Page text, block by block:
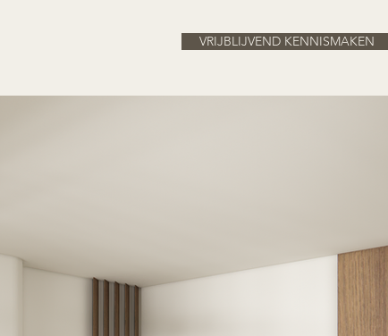
VRIJBLIJVEND KENNISMAKEN